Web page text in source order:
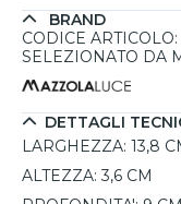
superiore che
garantendo un
calare del buio,
l'illuminazione
verso l'alto e verso il
decorativo sulla
BRAND
CODICE
SELEZIONATO DA
DETTAGLI
LARGHEZZA: 13,8
ALTEZZA: 3,6 CM